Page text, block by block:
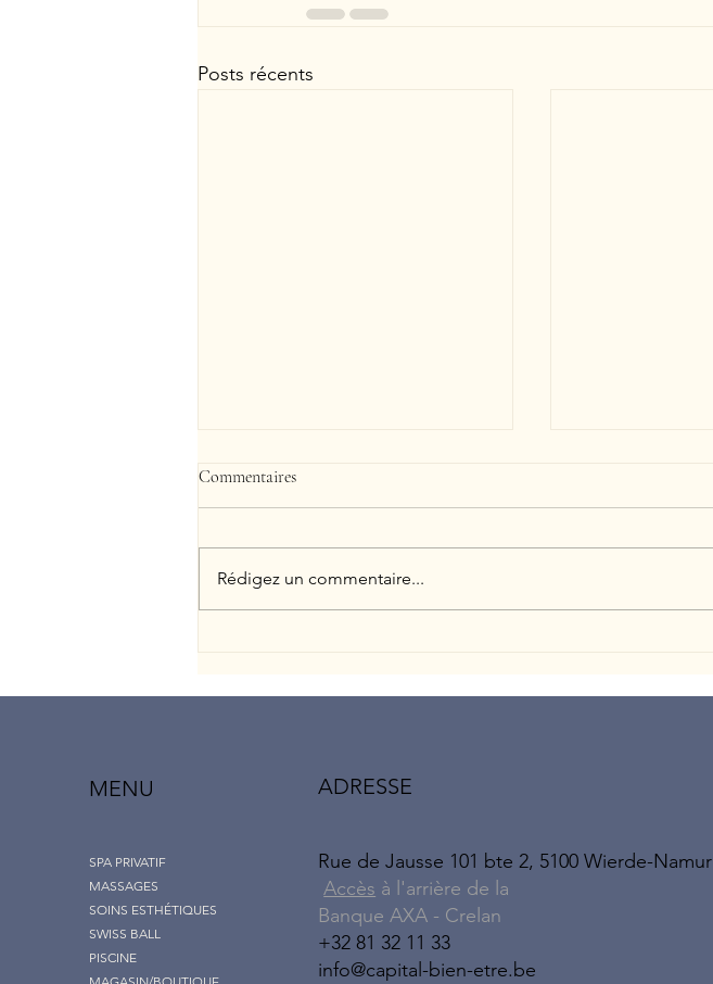
Posts récents
plus de soins
Commentaires
Rédigez un commentaire...
SPA PRIVATIF
MASSAGES
SOINS ESTHÉTIQUES
SWISS BALL
PISCINE
MENU
Rue de Jausse 101 bte 2, 5100 Wierde-Namur
Accès à l'arrière de la
Banque AXA - Crelan
+32 81 32 11 33
info@capital-bien-etre.be
ADRESSE